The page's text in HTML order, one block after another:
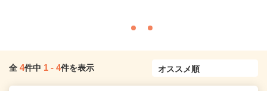
全 4件中 1 - 4件を表示